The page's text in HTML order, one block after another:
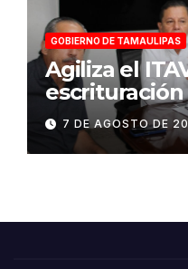
GOBIERNO DE TAMAULIPAS
Agiliza el
certeza
familias de
7 DE AGOSTO DE